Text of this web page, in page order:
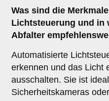
Was sind die
Lichtsteuerung und in
Abfalter
Automatisierte
erkennen und das Licht
ausschalten. Sie ist
Sicherheitskameras